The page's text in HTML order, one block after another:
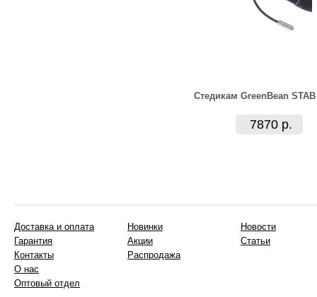
Стедикам GreenBean STAB
7870 р.
Доставка и оплата
Гарантия
Контакты
О нас
Оптовый отдел
Новинки
Акции
Распродажа
Новости
Статьи